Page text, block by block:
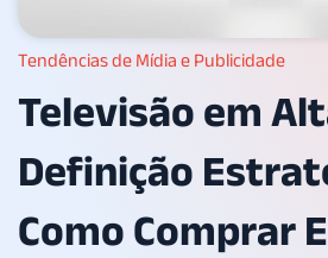
Tendências de Mídia e Publicidade
Televisão em
Definição
Como Comprar